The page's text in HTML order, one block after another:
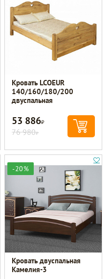
Кровать LCOEUR
140/160/180/200
двуспальная
53 886Р
76 980Р
-20%
Кровать двуспальная
Камелия-3